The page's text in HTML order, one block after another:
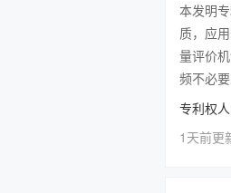
本发明
质，应
量评价
频不必
专利权人
1天前更